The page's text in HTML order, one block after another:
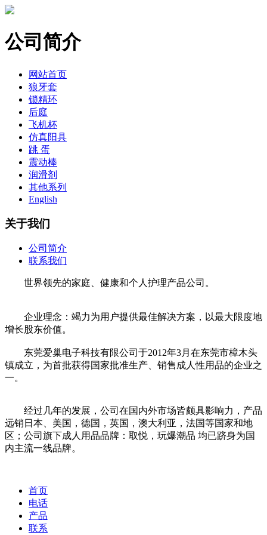
公司简介
网站首页
狼牙套
锁精环
后庭
飞机杯
仿真阳具
跳 蛋
震动棒
润滑剂
其他系列
English
关于我们
公司简介
联系我们
世界领先的家庭、健康和个人护理产品公司。
企业理念：竭力为用户提供最佳解决方案，以最大限度地
增长股东价值。
东莞爱巢电子科技有限公司于2012年3月在东莞市樟木头
镇成立，为首批获得国家批准生产、销售成人性用品的企业之
一。
经过几年的发展，公司在国内外市场皆颇具影响力，产品
远销日本、美国，德国，英国，澳大利亚，法国等国家和地
区；公司旗下成人用品品牌：取悦，玩爆潮品 均已跻身为国
内主流一线品牌。
首页
电话
产品
联系